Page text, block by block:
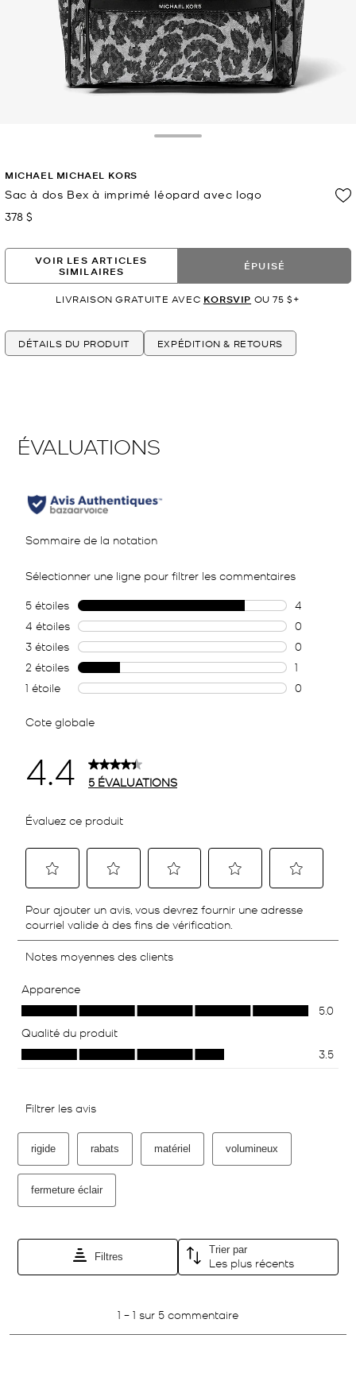
MICHAEL MICHAEL KORS
Sac à dos Bex à imprimé léopard avec logo
maintenant
378 $
VOIR LES ARTICLES
SIMILAIRES
ÉPUISÉ
LIVRAISON GRATUITE AVEC KORSVIP OU 75 $+
DÉTAILS DU PRODUIT EXPÉDITION & RETOURS